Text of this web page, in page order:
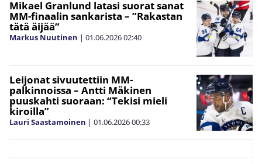
Mikael Granlund latasi suorat sanat
MM-finaalin sankarista – ”Rakastan
tätä äijää”
Markus Nuutinen | 01.06.202602:40
Leijonat sivuutettiin MM-
palkinnoissa – Antti Mäkinen
puuskahti suoraan: “Tekisi mieli
kiroilla”
Lauri Saastamoinen | 01.06.202600:33